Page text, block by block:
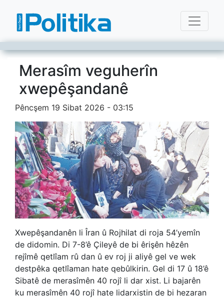
Merasîm veguherîn
xwepêşandanê
Pêncşem 19 Sibat 2026 - 03:15
Xwepêşandanên li Îran û Rojhilat di roja 54’yemîn
de didomin. Di 7-8’ê Çileyê de bi êrişên hêzên
rejîmê qetlîam rû dan û ev roj ji aliyê gel ve wek
destpêka qetlîaman hate qebûlkirin. Gel di 17 û 18’ê
Sibatê de merasîmên 40 rojî li dar xist. Li bajarên
ku merasîmên 40 rojî hate lidarxistin de bi hezaran